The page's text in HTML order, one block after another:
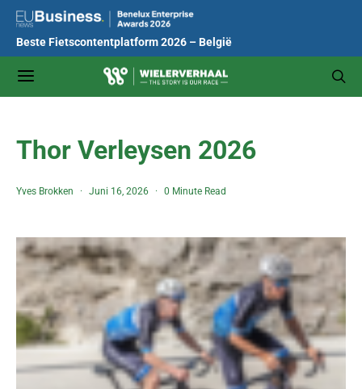
Beste Fietscontentplatform 2026 – België
Thor Verleysen 2026
Yves Brokken Juni 16, 2026 0 Minute Read